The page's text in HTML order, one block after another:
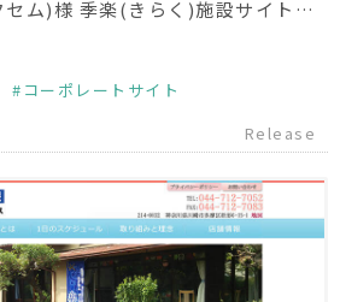
株式会社Luxem(ラクセム)様 季楽(きらく)施設サイト制作
コーポレートサイト
Release